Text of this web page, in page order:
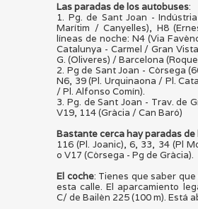
Las paradas de los autobuses:
1. Pg. de Sant Joan -
Marítim / Canyelles), H8
líneas de noche: N4 (Via
Catalunya - Carmel / Gran
G. (Oliveres) / Barcelona
2. Pg de Sant Joan - Còrsega
N6, 39 (Pl. Urquinaona / Pl.
/ Pl. Alfonso Comín).
3. Pg. de Sant Joan - Trav. de
V19, 114 (Gràcia / Can Baró)
Bastante cerca hay paradas de
116 (Pl. Joanic), 6, 33, 34 (Pl
o V17 (Còrsega - Pg de Gràcia).
El coche: Tienes que saber
esta calle. El aparcamiento
C/ de Bailèn 225 (100 m). Está